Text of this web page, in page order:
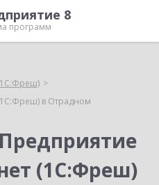
8
программ
в Отрадном
(1С:Фреш)